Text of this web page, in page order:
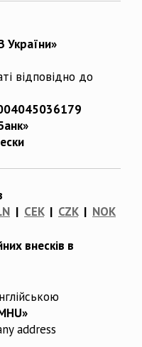
відповідно до
| CEK| CZK| NOK
внесків в
address